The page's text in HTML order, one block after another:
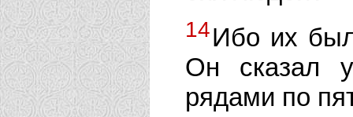
14Ибо их
Он сказал
рядами по